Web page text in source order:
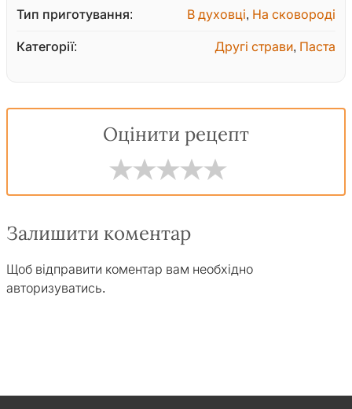
Тип приготування: В духовці, На сковороді
Категорії: Другі страви, Паста
Оцінити рецепт
Залишити коментар
Щоб відправити коментар вам необхідно
авторизуватись.